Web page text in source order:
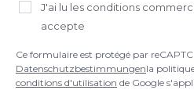
J'ai lu les conditions
accepte
Ce formulaire est protégé par
Datenschutzbestimmungenla
conditions d'utilisation de Google